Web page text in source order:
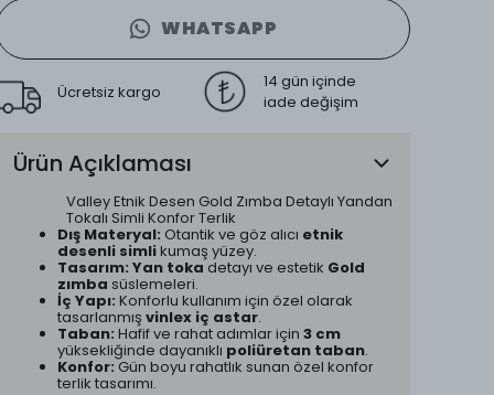
WHATSAPP
Ücretsiz kargo
14 gün içinde
iade değişim
Ürün Açıklaması
Valley Etnik Desen Gold Zımba Detaylı Yandan
Tokalı Simli Konfor Terlik
Dış Materyal: Otantik ve göz alıcı etnik
desenli simlikumaş yüzey.
Tasarım: Yan tokadetayı ve estetik Gold
zımba süslemeleri.
İç Yapı: Konforlu kullanım için özel olarak
tasarlanmış vinlex iç astar.
Taban: Hafif ve rahat adımlar için 3 cm
yüksekliğinde dayanıklı poliüretan taban.
Konfor:Gün boyu rahatlık sunan özel konfor
terlik tasarımı.